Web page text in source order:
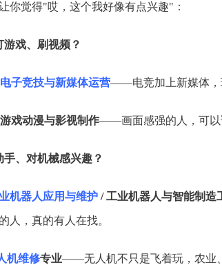
你觉得"哎，这个我好像有点兴趣"：
游戏、刷视频？
子竞技与新媒体运营——电竞加上新媒体，
戏动漫与影视制作——画面感强的人，可以
手、对机械感兴趣？
机器人应用与维护 / 工业机器人与智能制造
人，真的有人在找。
机维修专业——无人机不只是飞着玩，农业